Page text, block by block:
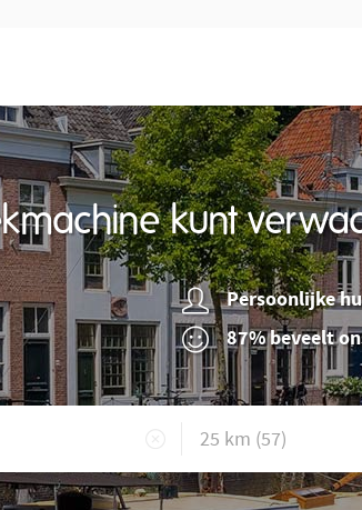
kunt
Persoonlijke
87% beveelt